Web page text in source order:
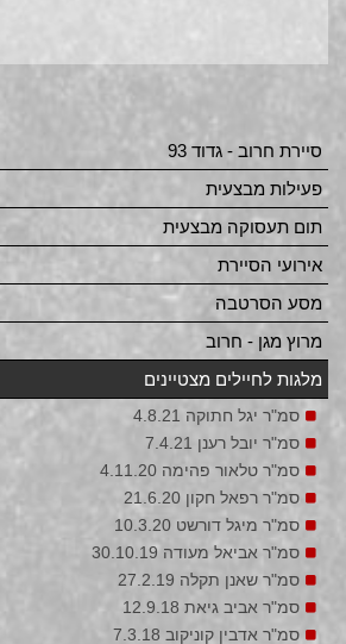
סיירת חרוב - גדוד 93
פעילות מבצעית
תום תעסוקה מבצעית
אירועי הסיירת
מסע הסרטבה
מרוץ מגן - חרוב
מלגות לחיילים מצטיינים
סמ"ר יגל חתוקה 4.8.21
סמ"ר יובל רענן 7.4.21
סמ"ר טלאור פהימה 4.11.20
סמ"ר רפאל חקון 21.6.20
סמ"ר מיגל דורשט 10.3.20
סמ"ר אביאל מעודה 30.10.19
סמ"ר שאנן תקלה 27.2.19
סמ"ר אביב גיאת 12.9.18
סמ"ר אדבין קוניקוב 7.3.18